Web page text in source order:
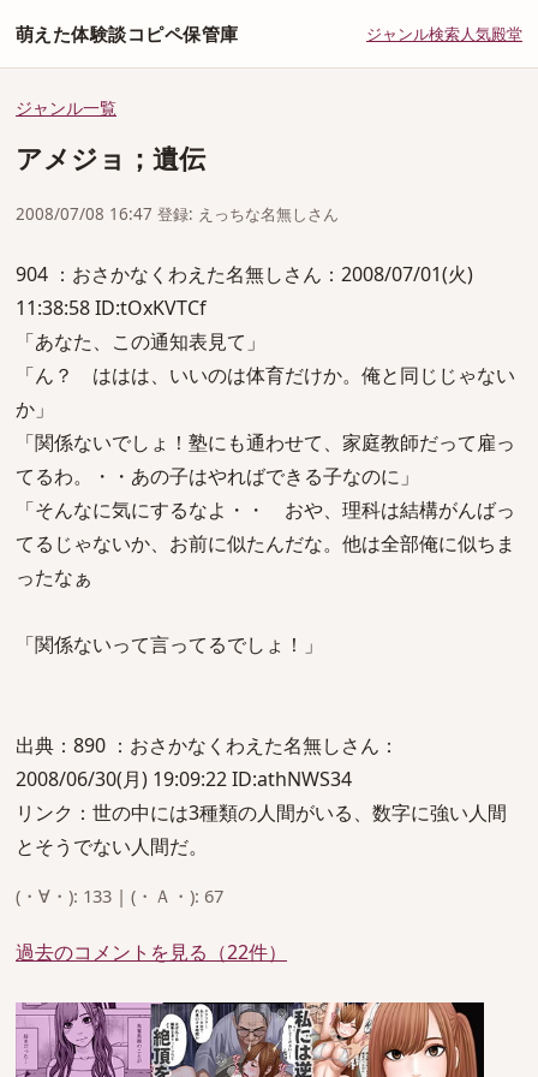
萌えた体験談コピペ保管庫 ジャンル検索人気殿堂
ジャンル一覧
アメジョ；遺伝
2008/07/08 16:47 登録: えっちな名無しさん
904 ：おさかなくわえた名無しさん：2008/07/01(火)
11:38:58 ID:tOxKVTCf
「あなた、この通知表見て」
「ん？ ははは、いいのは体育だけか。俺と同じじゃない
か」
「関係ないでしょ！塾にも通わせて、家庭教師だって雇っ
てるわ。・・あの子はやればできる子なのに」
「そんなに気にするなよ・・ おや、理科は結構がんばっ
てるじゃないか、お前に似たんだな。他は全部俺に似ちま
ったなぁ
「関係ないって言ってるでしょ！」
出典：890 ：おさかなくわえた名無しさん：
2008/06/30(月) 19:09:22 ID:athNWS34
リンク：世の中には3種類の人間がいる、数字に強い人間
とそうでない人間だ。
(・∀・): 133 | (・Ａ・): 67
過去のコメントを見る（22件）